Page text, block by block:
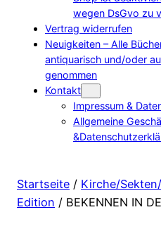
wegen DsGvo zu
Vertrag widerrufen
Neuigkeiten – Alle
antiquarisch und/oder
genommen
Kontakt
Impressum &
Allgemeine
Startseite / Kirche/
Edition / BEKENNEN IN